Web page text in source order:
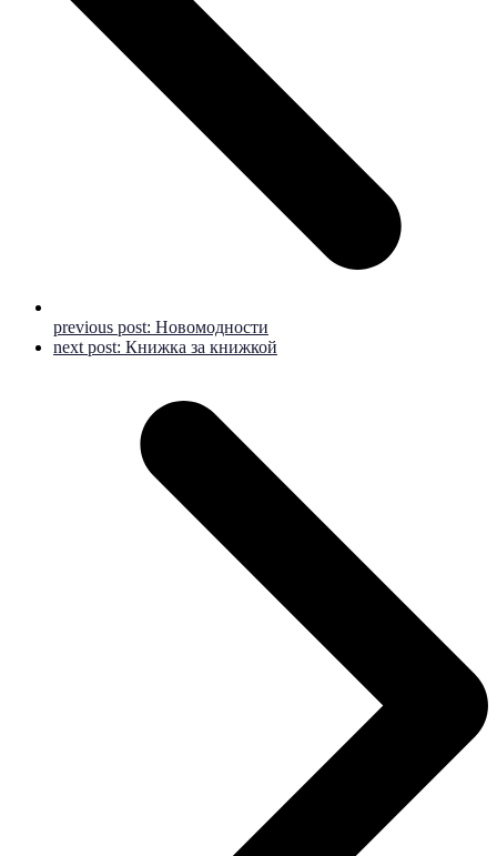
previous post: Новомодности
next post: Книжка за книжкой